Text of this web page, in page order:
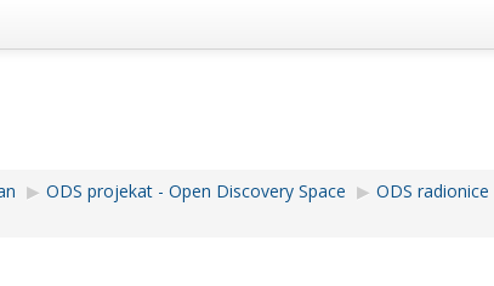
▶︎ ODS projekat - Open Discovery Space ▶︎ ODS radionice